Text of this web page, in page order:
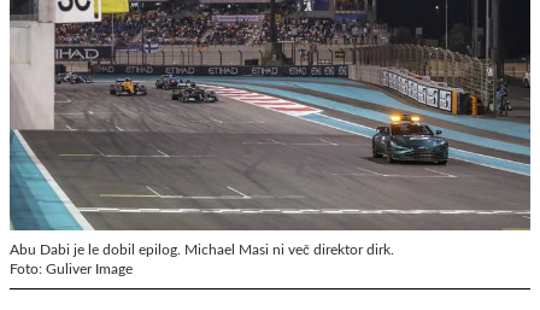
Abu Dabi je le dobil epilog. Michael Masi ni več direktor dirk.
Foto: Guliver Image